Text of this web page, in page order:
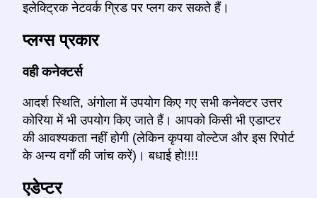
इलेक्ट्रिक नेटवर्क ग्रिड पर प्लग कर सकते हैं।
प्लग्स प्रकार
वही कनेक्टर्स
आदर्श स्थिति, अंगोला में उपयोग किए गए सभी कनेक्टर उत्तर
कोरिया में भी उपयोग किए जाते हैं। आपको किसी भी एडाप्टर
की आवश्यकता नहीं होगी (लेकिन कृपया वोल्टेज और इस रिपोर्ट
के अन्य वर्गों की जांच करें)। बधाई हो!!!!
एडेप्टर